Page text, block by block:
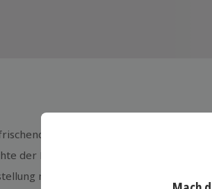
Glas Johannisbeer Dry Tonic
der Kammgarnspinnerei
mit Blick in die Destille